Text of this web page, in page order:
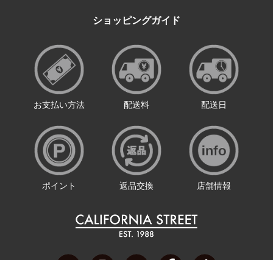
ショッピングガイド
お支払い方法 配送料 配送日
ポイント 返品交換 店舗情報